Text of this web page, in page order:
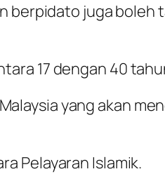
berpidato juga boleh
17 dengan 40
yang akan
Pelayaran Islamik.